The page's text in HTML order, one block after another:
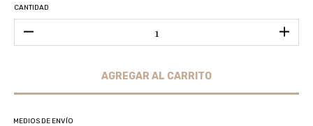
CANTIDAD
MEDIOS DE ENVÍO